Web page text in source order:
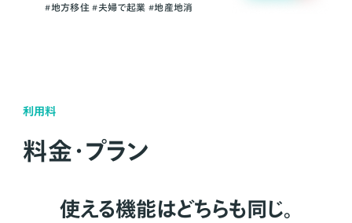
#地方移住 #夫婦で起業 #地産地消
利用料
料金・プラン
使える機能はどちらも同じ。